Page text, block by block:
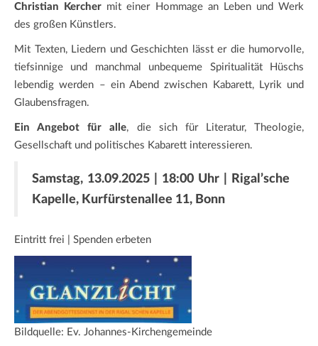
Christian Kercher mit einer Hommage an Leben und Werk
des großen Künstlers.
Mit Texten, Liedern und Geschichten lässt er die humorvolle,
tiefsinnige und manchmal unbequeme Spiritualität Hüschs
lebendig werden – ein Abend zwischen Kabarett, Lyrik und
Glaubensfragen.
Ein Angebot für alle, die sich für Literatur, Theologie,
Gesellschaft und politisches Kabarett interessieren.
Samstag, 13.09.2025 | 18:00 Uhr | Rigal’sche
Kapelle, Kurfürstenallee 11, Bonn
Eintritt frei | Spenden erbeten
Bildquelle: Ev. Johannes-Kirchengemeinde